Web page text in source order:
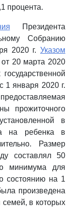
процента.
Президента
Собранию
2020 г. Указом
20 марта 2020
1 января 2020 г.
прожиточного
в
на ребенка в
Размер
составлял 50
минимума для
состоянию на 1
произведена
в которых